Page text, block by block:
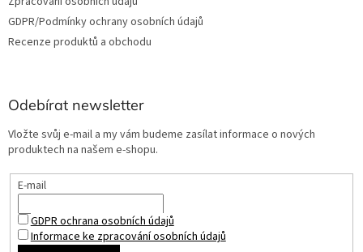
GDPR/Podmínky ochrany osobních údajů
Recenze produktů a obchodu
Odebírat newsletter
Vložte svůj e-mail a my vám budeme zasílat informace o nových
produktech na našem e-shopu.
E-mail
GDPR ochrana osobních údajů
Informace ke zpracování osobních údajů